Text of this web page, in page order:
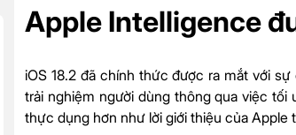
Apple Intelligence
iOS 18.2 đã chính thức được ra mắt với
trải nghiệm người dùng thông qua việc
thực dụng hơn như lời giới thiệu của Apple